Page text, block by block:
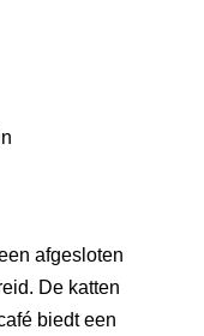
afgesloten
De katten
biedt een